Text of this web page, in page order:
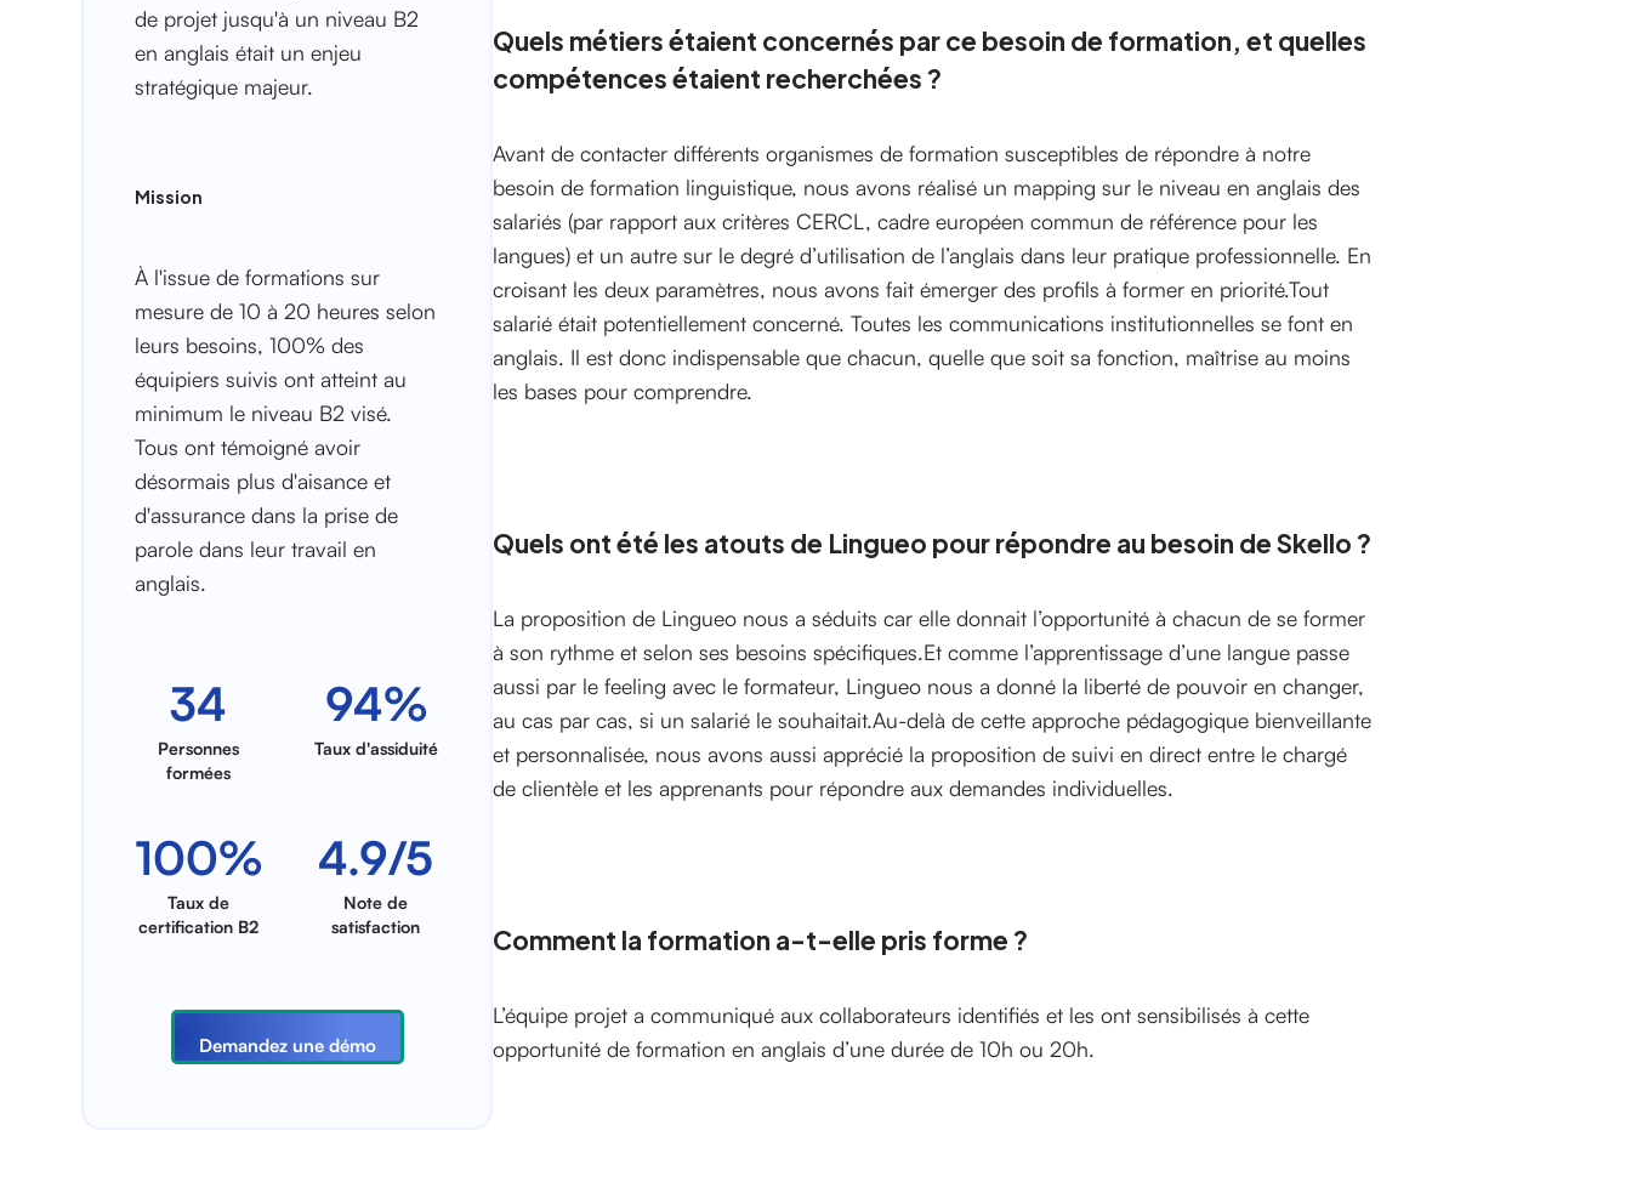
de projet jusqu'à un niveau B2
en anglais était un enjeu
stratégique majeur.
Mission
À l'issue de formations sur
mesure de 10 à 20 heures selon
leurs besoins, 100% des
équipiers suivis ont atteint au
minimum le niveau B2 visé.
Tous ont témoigné avoir
désormais plus d'aisance et
d'assurance dans la prise de
parole dans leur travail en
anglais.
34
Personnes
formées
94%
Taux d'assiduité
100%
Taux de
certification B2
4.9/5
Note de
satisfaction
Demandez une démo
Quels métiers étaient concernés par ce besoin de formation, et quelles
compétences étaient recherchées ?
Avant de contacter différents organismes de formation susceptibles de répondre à notre
besoin de formation linguistique, nous avons réalisé un mapping sur le niveau en anglais des
salariés (par rapport aux critères CERCL, cadre européen commun de référence pour les
langues) et un autre sur le degré d’utilisation de l’anglais dans leur pratique professionnelle. En
croisant les deux paramètres, nous avons fait émerger des profils à former en priorité.Tout
salarié était potentiellement concerné. Toutes les communications institutionnelles se font en
anglais. Il est donc indispensable que chacun, quelle que soit sa fonction, maîtrise au moins
les bases pour comprendre.
Quels ont été les atouts de Lingueo pour répondre au besoin de Skello ?
La proposition de Lingueo nous a séduits car elle donnait l’opportunité à chacun de se former
à son rythme et selon ses besoins spécifiques.Et comme l’apprentissage d’une langue passe
aussi par le feeling avec le formateur, Lingueo nous a donné la liberté de pouvoir en changer,
au cas par cas, si un salarié le souhaitait.Au-delà de cette approche pédagogique bienveillante
et personnalisée, nous avons aussi apprécié la proposition de suivi en direct entre le chargé
de clientèle et les apprenants pour répondre aux demandes individuelles.
Comment la formation a-t-elle pris forme ?
L’équipe projet a communiqué aux collaborateurs identifiés et les ont sensibilisés à cette
opportunité de formation en anglais d’une durée de 10h ou 20h.